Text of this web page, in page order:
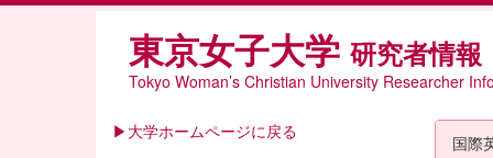
東京女子大学 研究者情報
Tokyo Woman’s Christian University Researcher
国際
▶大学ホームページに戻る